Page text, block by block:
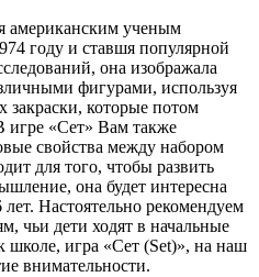
американским ученым
году и ставшя популярной
она изображала
фигурами, используя
закраски, которые потом
игре «Сет» Вам также
свойства между набором
для того, чтобы развить
она будет интересна
Настоятельно рекомендуем
чьи дети ходят в начальные
школе, игра «Сет (Set)», на наш
внимательности.